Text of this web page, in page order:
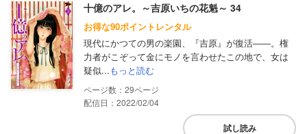
十億のアレ。～吉原いちの花魁～ 34
お得な90ポイントレンタル
現代にかつての男の楽園、『吉原』が復活――。権
力者がこぞって金にモノを言わせたこの地で、女は
疑似...もっと読む
29
配信日：2022/02/04
試し読み